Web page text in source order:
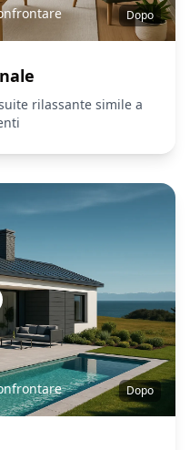
Dopo
rilassante simile a
Dopo